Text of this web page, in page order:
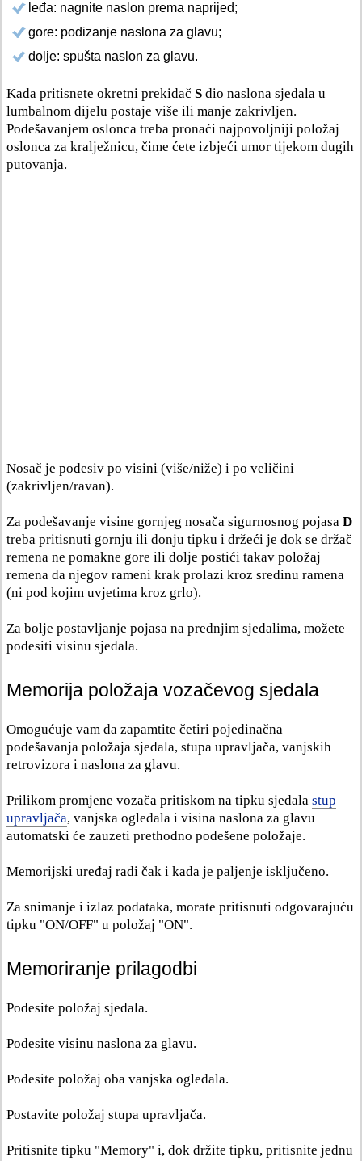
leđa: nagnite naslon prema naprijed;
gore: podizanje naslona za glavu;
dolje: spušta naslon za glavu.
Kada pritisnete okretni prekidač S dio naslona sjedala u
lumbalnom dijelu postaje više ili manje zakrivljen.
Podešavanjem oslonca treba pronaći najpovoljniji položaj
oslonca za kralježnicu, čime ćete izbjeći umor tijekom dugih
putovanja.
Nosač je podesiv po visini (više/niže) i po veličini
(zakrivljen/ravan).
Za podešavanje visine gornjeg nosača sigurnosnog pojasa D
treba pritisnuti gornju ili donju tipku i držeći je dok se držač
remena ne pomakne gore ili dolje postići takav položaj
remena da njegov rameni krak prolazi kroz sredinu ramena
(ni pod kojim uvjetima kroz grlo).
Za bolje postavljanje pojasa na prednjim sjedalima, možete
podesiti visinu sjedala.
Memorija položaja vozačevog sjedala
Omogućuje vam da zapamtite četiri pojedinačna
podešavanja položaja sjedala, stupa upravljača, vanjskih
retrovizora i naslona za glavu.
Prilikom promjene vozača pritiskom na tipku sjedala stup
upravljača, vanjska ogledala i visina naslona za glavu
automatski će zauzeti prethodno podešene položaje.
Memorijski uređaj radi čak i kada je paljenje isključeno.
Za snimanje i izlaz podataka, morate pritisnuti odgovarajuću
tipku "ON/OFF" u položaj "ON".
Memoriranje prilagodbi
Podesite položaj sjedala.
Podesite visinu naslona za glavu.
Podesite položaj oba vanjska ogledala.
Postavite položaj stupa upravljača.
Pritisnite tipku "Memory" i, dok držite tipku, pritisnite jednu